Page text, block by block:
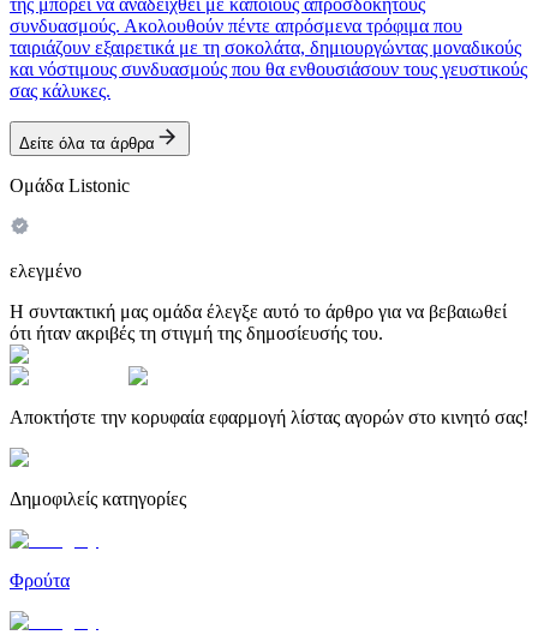
της μπορεί να αναδειχθεί με κάποιους απροσδόκητους
συνδυασμούς. Ακολουθούν πέντε απρόσμενα τρόφιμα που
ταιριάζουν εξαιρετικά με τη σοκολάτα, δημιουργώντας μοναδικούς
και νόστιμους συνδυασμούς που θα ενθουσιάσουν τους γευστικούς
σας κάλυκες.
Δείτε όλα τα άρθρα
Ομάδα Listonic
ελεγμένο
Η συντακτική μας ομάδα έλεγξε αυτό το άρθρο για να βεβαιωθεί
ότι ήταν ακριβές τη στιγμή της δημοσίευσής του.
Αποκτήστε την κορυφαία εφαρμογή λίστας αγορών στο κινητό σας!
Δημοφιλείς κατηγορίες
Φρούτα